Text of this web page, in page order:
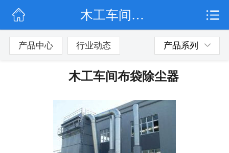
公司简介
联系我们
木工车间布袋除尘器
产品中心 行业动态 产品系列
木工车间布袋除尘器